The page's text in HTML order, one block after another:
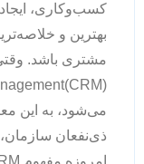
کسب‌وکاری،
بهترین و
مشتری باشد.
می‌شود، به این
ذی‌نفعان